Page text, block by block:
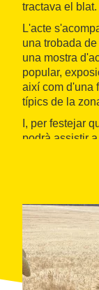
tractava el blat.
L'acte
una trobada
una mostra
popular,
així com d'una
típics de la
I, per festejar
podrà assistir